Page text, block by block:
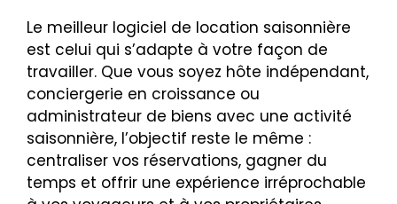
Le meilleur logiciel de location saisonnière
est celui qui s’adapte à votre façon de
travailler. Que vous soyez hôte indépendant,
conciergerie en croissance ou
administrateur de biens avec une activité
saisonnière, l’objectif reste le même :
centraliser vos réservations, gagner du
temps et offrir une expérience irréprochable